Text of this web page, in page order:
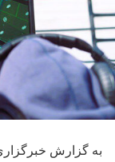
به گزارش